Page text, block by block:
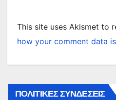
This site uses Akismet to
how your comment data
ΠΟΛΙΤΙΚΕΣ ΣΥΝΔΕΣΕΙΣ